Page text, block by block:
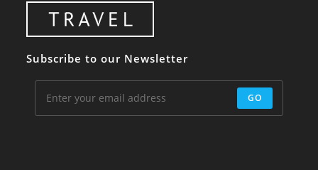
Subscribe to our Newsletter
GO